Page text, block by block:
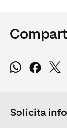
Solicita